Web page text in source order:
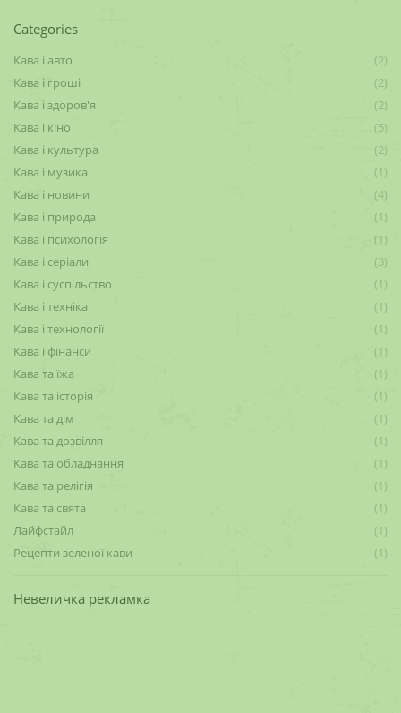
Categories
Кава і авто
(2)
Кава і гроші
(2)
Кава і здоров'я
(2)
Кава і кіно
(5)
Кава і культура
(2)
Кава і музика
(1)
Кава і новини
(4)
Кава і природа
(1)
Кава і психологія
(1)
Кава і серіали
(3)
Кава і суспільство
(1)
Кава і техніка
(1)
Кава і технології
(1)
Кава і фінанси
(1)
Кава та їжа
(1)
Кава та історія
(1)
Кава та дім
(1)
Кава та дозвілля
(1)
Кава та обладнання
(1)
Кава та релігія
(1)
Кава та свята
(1)
Лайфстайл
(1)
Рецепти зеленої кави
(1)
Невеличка рекламка